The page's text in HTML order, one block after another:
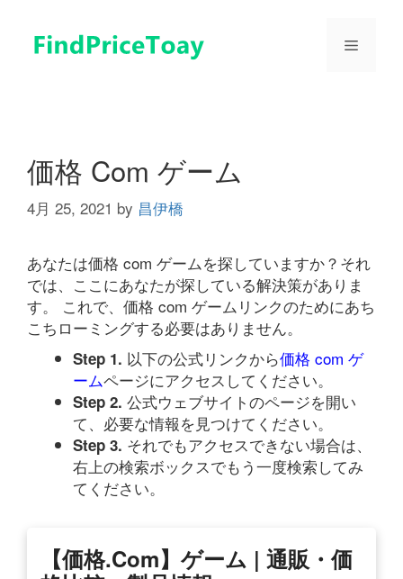
メ
価格 Com ゲーム
4月 25, 2021 by 昌伊橋
あなたは価格 com ゲームを探していますか？それ
では、ここにあなたが探している解決策がありま
す。 これで、価格 com ゲームリンクのためにあち
こちローミングする必要はありません。
Step 1. 以下の公式リンクから価格 com ゲ
ームページにアクセスしてください。
Step 2. 公式ウェブサイトのページを開い
て、必要な情報を見つけてください。
Step 3. それでもアクセスできない場合は、
右上の検索ボックスでもう一度検索してみ
てください。
【価格.com】ゲーム | 通販・価